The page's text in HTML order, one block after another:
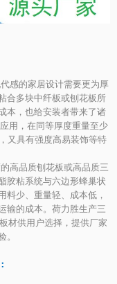
感的家居设计需要更为厚
合多块中纤板或刨花板所
本，也给安装者带来了诸
用，在同等厚度重量至少
又具有强度高易装饰等特
高品质刨花板或高品质三
胶粘系统与六边形蜂巢状
料少、重量轻、成本低，
输的成本。荷力胜生产三
材供用户选择，提供厂家
。